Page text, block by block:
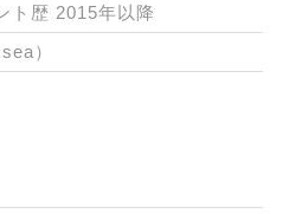
ト歴 2015年以降
）